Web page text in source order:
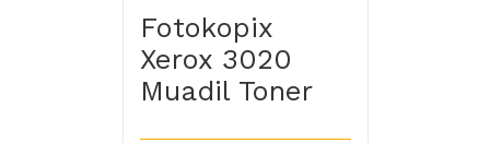
Fotokopix
Xerox 3020
Muadil Toner